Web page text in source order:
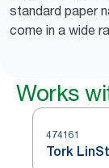
standard paper
come in a wide
Works
474161
Tork